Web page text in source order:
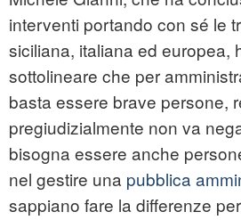
interventi portando con sé le
siciliana, italiana ed europea,
sottolineare che per
basta essere brave persone,
pregiudizialmente non va
bisogna essere anche
nel gestire una pubblica
sappiano fare la differenze